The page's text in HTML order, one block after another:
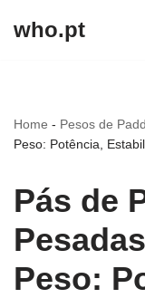
who.pt
Home - Pesos de
Peso: Potência,
Pás de
Peso: